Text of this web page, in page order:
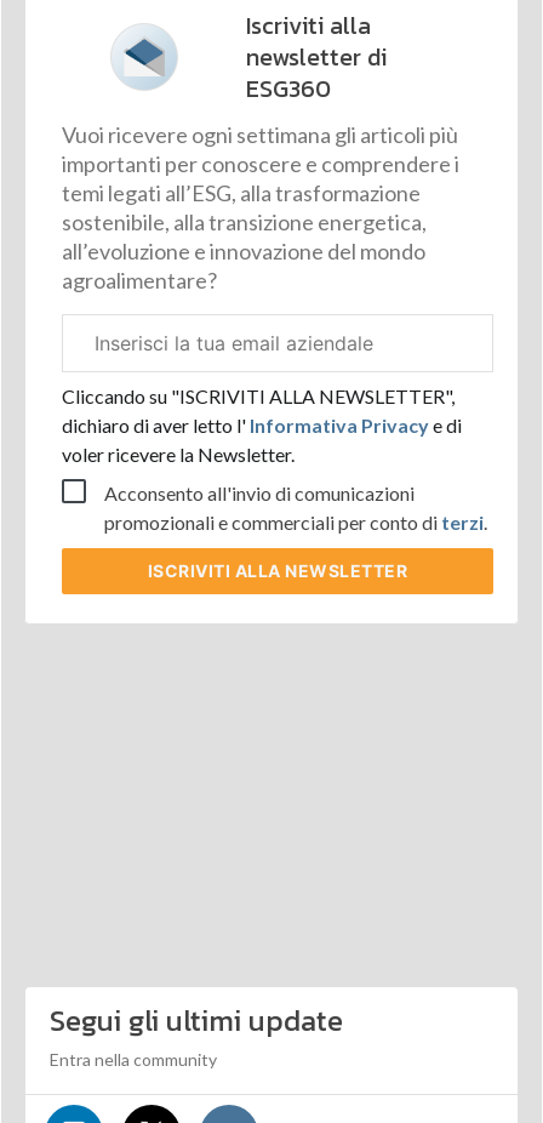
Iscriviti alla
newsletter di
ESG360
Vuoi ricevere ogni settimana gli articoli più
importanti per conoscere e comprendere i
temi legati all’ESG, alla trasformazione
sostenibile, alla transizione energetica,
all’evoluzione e innovazione del mondo
agroalimentare?
aziendale
Cliccando su "ISCRIVITI ALLA NEWSLETTER",
dichiaro di aver letto l'Informativa Privacye di
voler ricevere la Newsletter.
Acconsento all'invio di comunicazioni
promozionali e commerciali per conto di terzi.
ISCRIVITI ALLA NEWSLETTER
Segui gli ultimi update
Entra nella community